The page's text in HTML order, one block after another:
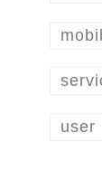
user